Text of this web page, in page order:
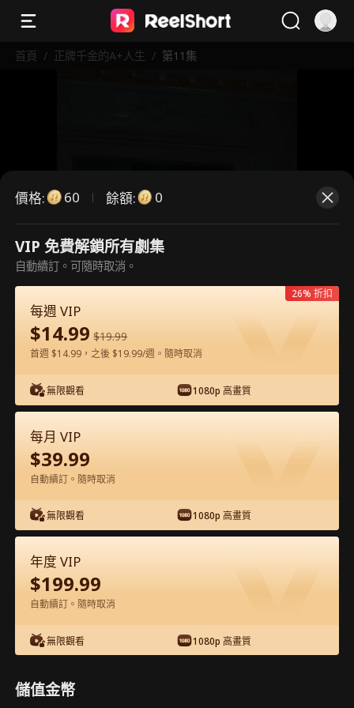
首頁 / 正牌千金的A+人生 / 第11集
這是付費劇集。請解鎖後觀看。
第11集 - 正牌千金的A+人生 完整影片
1-50 51-60
價格: 60 餘額: 0
VIP 免費解鎖所有劇集
自動續訂。可隨時取消。
每週 VIP
$14.99 $19.99
首週 $14.99，之後 $19.99/週。隨時取消
無限觀看 1080p 高畫質
26% 折扣
每月 VIP
$39.99
自動續訂。隨時取消
無限觀看 1080p 高畫質
年度 VIP
$199.99
自動續訂。隨時取消
無限觀看 1080p 高畫質
儲值金幣